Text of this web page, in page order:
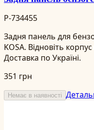
P-734455
Задня панель для
KOSA. Відновіть
Доставка по Україні.
351 грн
Немає в наявності